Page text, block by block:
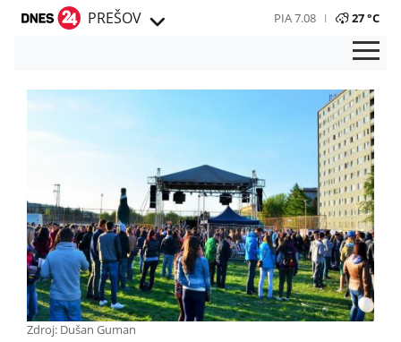
PREŠOV PIA 7.08 27 °C
Zdroj: Dušan Guman